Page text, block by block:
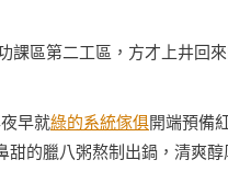
課區第二工區，方才上井回
早就綠的系統傢俱開端預備
的臘八粥熬制出鍋，清爽